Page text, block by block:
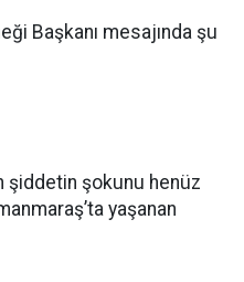
Başkanı mesajında şu
şiddetin şokunu henüz
yaşanan